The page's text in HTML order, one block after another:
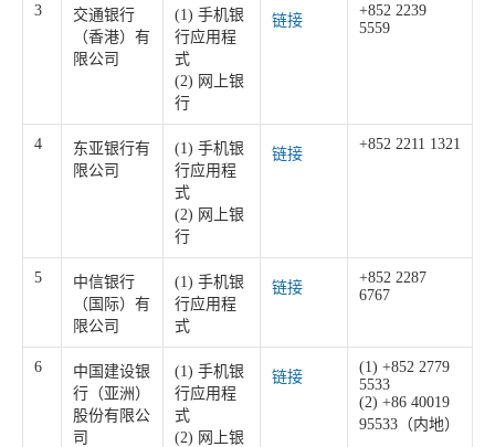
3
交通银行
（香港）有
限公司
(1) 手机银
行应用程
式
(2) 网上银
行
链接
+852 2239
5559
4
东亚银行有
限公司
(1) 手机银
行应用程
式
(2) 网上银
行
链接
+852 2211 1321
5
中信银行
（国际）有
限公司
(1) 手机银
行应用程
式
链接
+852 2287
6767
6
中国建设银
行（亚洲）
股份有限公
司
(1) 手机银
行应用程
式
(2) 网上银
链接
(1) +852 2779
5533
(2) +86 40019
95533（内地）